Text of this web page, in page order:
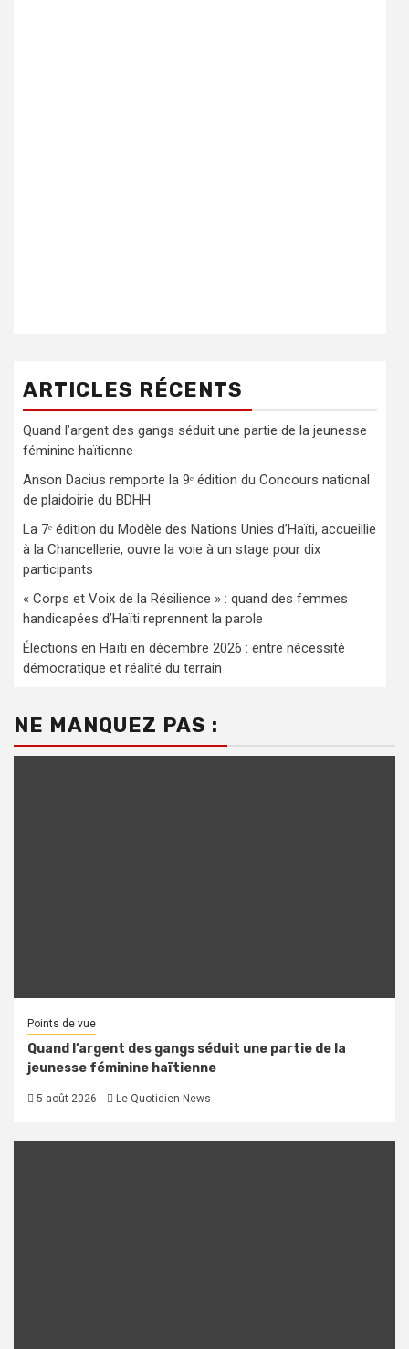
ARTICLES RÉCENTS
Quand l’argent des gangs séduit une partie de la jeunesse
féminine haïtienne
Anson Dacius remporte la 9ᵉ édition du Concours national
de plaidoirie du BDHH
La 7ᵉ édition du Modèle des Nations Unies d’Haïti, accueillie
à la Chancellerie, ouvre la voie à un stage pour dix
participants
« Corps et Voix de la Résilience » : quand des femmes
handicapées d’Haïti reprennent la parole
Élections en Haïti en décembre 2026 : entre nécessité
démocratique et réalité du terrain
NE MANQUEZ PAS :
Points de vue
Quand l’argent des gangs séduit une partie de la
jeunesse féminine haïtienne
5 août 2026 Le Quotidien News